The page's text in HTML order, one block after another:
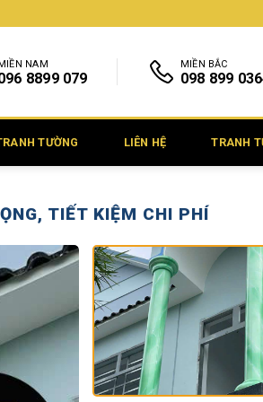
NAM
8899 079
MIỀN BẮC
098 899
TƯỜNG LIÊN HỆ TRANH
TIẾT KIỆM CHI PHÍ